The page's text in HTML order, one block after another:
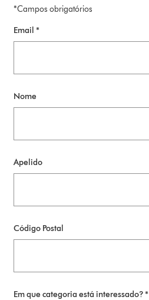
*Campos obrigatórios
Email *
Nome
Apelido
Código Postal
Em que categoria está interessado? *